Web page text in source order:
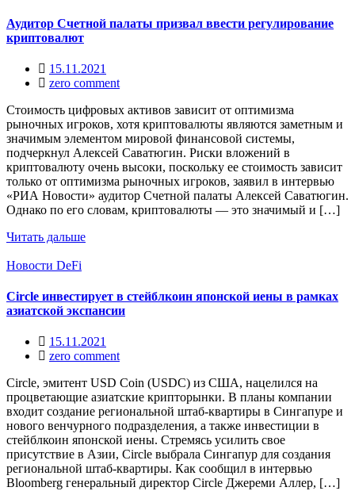
Аудитор Счетной палаты призвал ввести регулирование
криптовалют
15.11.2021
zero comment
Стоимость цифровых активов зависит от оптимизма
рыночных игроков, хотя криптовалюты являются заметным и
значимым элементом мировой финансовой системы,
подчеркнул Алексей Саватюгин. Риски вложений в
криптовалюту очень высоки, поскольку ее стоимость зависит
только от оптимизма рыночных игроков, заявил в интервью
«РИА Новости» аудитор Счетной палаты Алексей Саватюгин.
Однако по его словам, криптовалюты — это значимый и […]
Читать дальше
Новости DeFi
Circle инвестирует в стейблкоин японской иены в рамках
азиатской экспансии
15.11.2021
zero comment
Circle, эмитент USD Coin (USDC) из США, нацелился на
процветающие азиатские крипторынки. В планы компании
входит создание региональной штаб-квартиры в Сингапуре и
нового венчурного подразделения, а также инвестиции в
стейблкоин японской иены. Стремясь усилить свое
присутствие в Азии, Circle выбрала Сингапур для создания
региональной штаб-квартиры. Как сообщил в интервью
Bloomberg генеральный директор Circle Джереми Аллер, […]